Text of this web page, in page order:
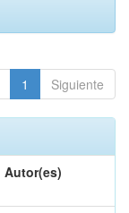
1 Siguiente
Autor(es)